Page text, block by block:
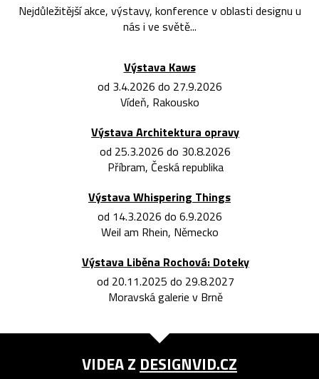
Nejdůležitější akce, výstavy, konference v oblasti designu u
nás i ve světě...
Výstava Kaws
od 3.4.2026 do 27.9.2026
Vídeň, Rakousko
Výstava Architektura opravy
od 25.3.2026 do 30.8.2026
Příbram, Česká republika
Výstava Whispering Things
od 14.3.2026 do 6.9.2026
Weil am Rhein, Německo
Výstava Liběna Rochová: Doteky
od 20.11.2025 do 29.8.2027
Moravská galerie v Brně
VIDEA Z DESIGNVID.CZ